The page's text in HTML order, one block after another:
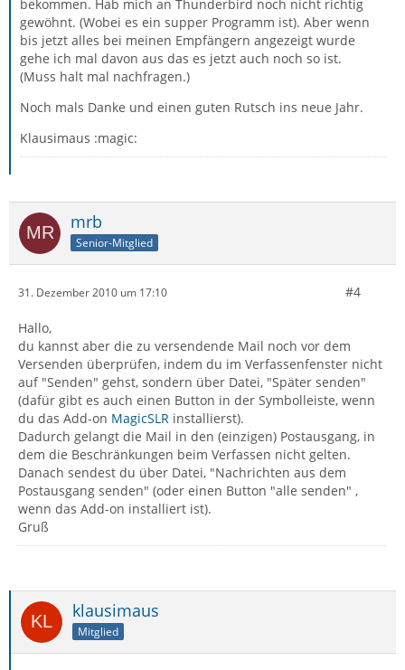
bekommen. Hab mich an Thunderbird noch nicht richtig
gewöhnt. (Wobei es ein supper Programm ist). Aber wenn
bis jetzt alles bei meinen Empfängern angezeigt wurde
gehe ich mal davon aus das es jetzt auch noch so ist.
(Muss halt mal nachfragen.)
Noch mals Danke und einen guten Rutsch ins neue Jahr.
Klausimaus :magic:
mrb
Senior-Mitglied
31. Dezember 2010 um 17:10 #4
Hallo,
du kannst aber die zu versendende Mail noch vor dem
Versenden überprüfen, indem du im Verfassenfenster nicht
auf "Senden" gehst, sondern über Datei, "Später senden"
(dafür gibt es auch einen Button in der Symbolleiste, wenn
du das Add-on MagicSLR installierst).
Dadurch gelangt die Mail in den (einzigen) Postausgang, in
dem die Beschränkungen beim Verfassen nicht gelten.
Danach sendest du über Datei, "Nachrichten aus dem
Postausgang senden" (oder einen Button "alle senden" ,
wenn das Add-on installiert ist).
Gruß
klausimaus
Mitglied